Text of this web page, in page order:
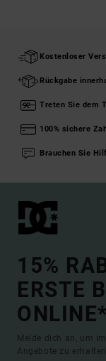
Kostenloser
Rückgabe
Treten Sie dem
100% sichere
Brauchen Sie
15%
ERSTE
ONLINE*
Melde dich an, um
Angebote zu